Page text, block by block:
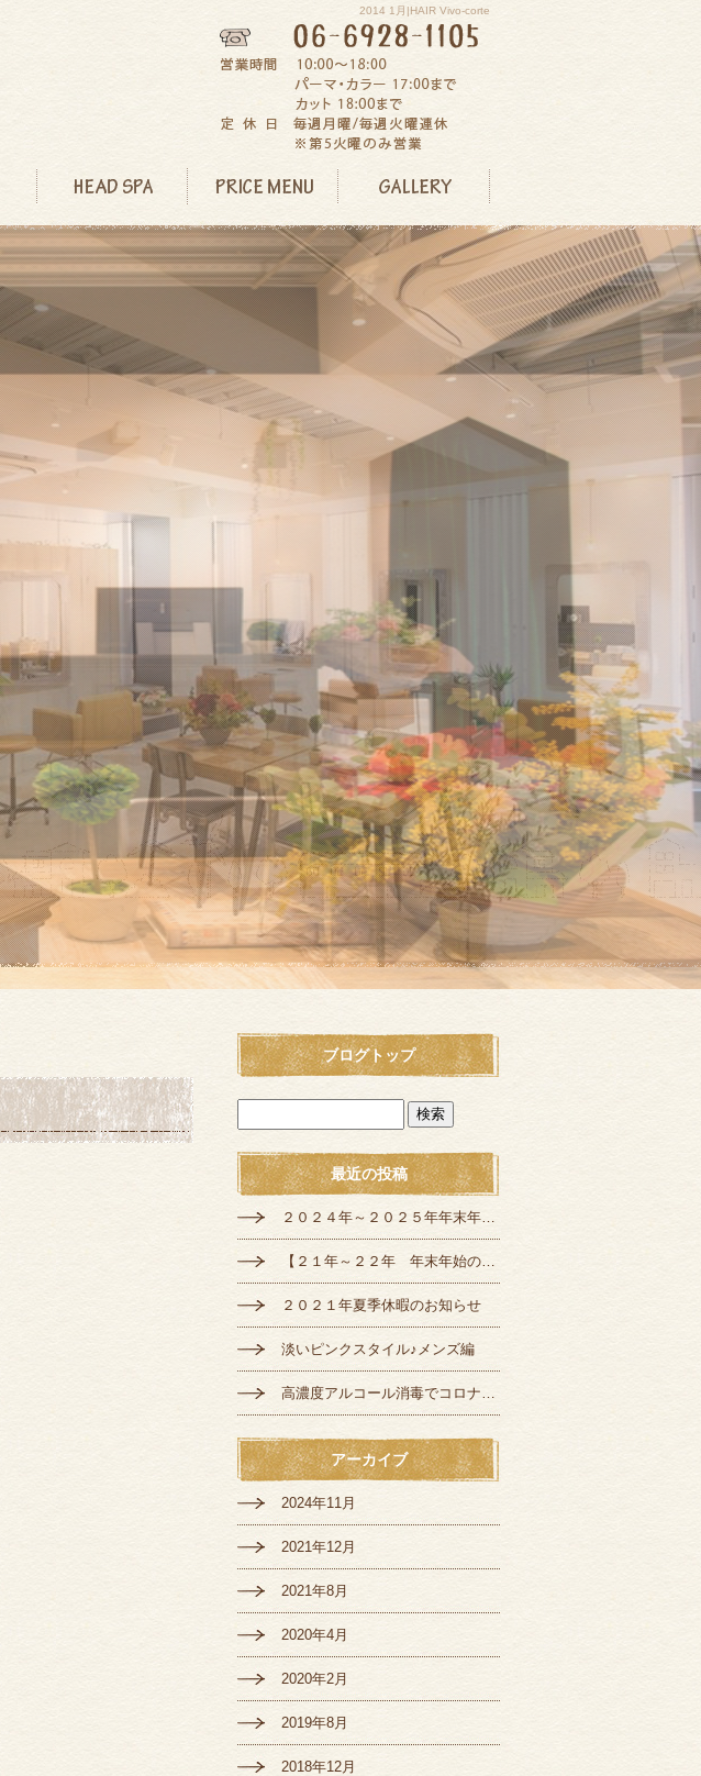
2014 1月|HAIR Vivo-corte
ブログトップ
最近の投稿
２０２４年～２０２５年年末年始の定休日のお知らせ
【２１年～２２年 年末年始の営業のご案内】
２０２１年夏季休暇のお知らせ
淡いピンクスタイル♪メンズ編
高濃度アルコール消毒でコロナ対策♪
アーカイブ
2024年11月
2021年12月
2021年8月
2020年4月
2020年2月
2019年8月
2018年12月